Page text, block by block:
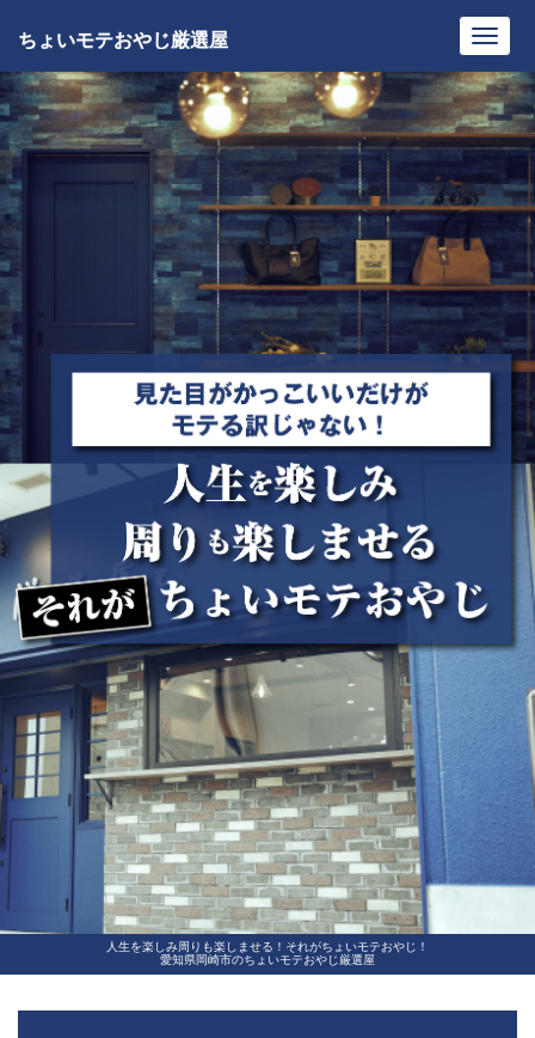
人生を楽しみ周りも楽しませる！それがちょいモテおやじ！
愛知県岡崎市のちょいモテおやじ厳選屋
ちょいモテおやじ厳選屋